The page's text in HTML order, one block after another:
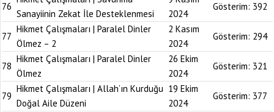
76
Sanayiinin Zekat İle Desteklenmesi
2024
Gösterim: 392
77
Hikmet Çalışmaları | Paralel Dinler
Ölmez – 2
2 Kasım
2024
Gösterim: 294
78
Hikmet Çalışmaları | Paralel Dinler
Ölmez
26 Ekim
2024
Gösterim: 321
79
Hikmet Çalışmaları | Allah’ın Kurduğu
Doğal Aile Düzeni
19 Ekim
2024
Gösterim: 377